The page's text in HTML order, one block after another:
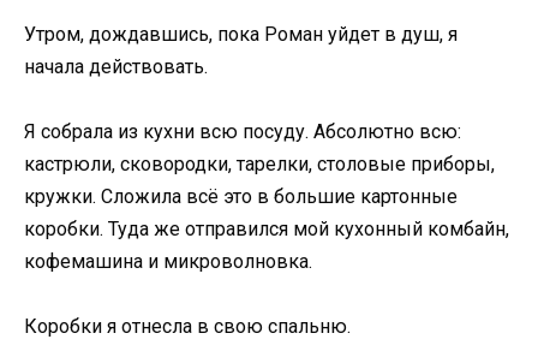
Утром, дождавшись, пока Роман уйдет в душ, я
начала действовать.
Я собрала из кухни всю посуду. Абсолютно всю:
кастрюли, сковородки, тарелки, столовые приборы,
кружки. Сложила всё это в большие картонные
коробки. Туда же отправился мой кухонный комбайн,
кофемашина и микроволновка.
Коробки я отнесла в свою спальню.